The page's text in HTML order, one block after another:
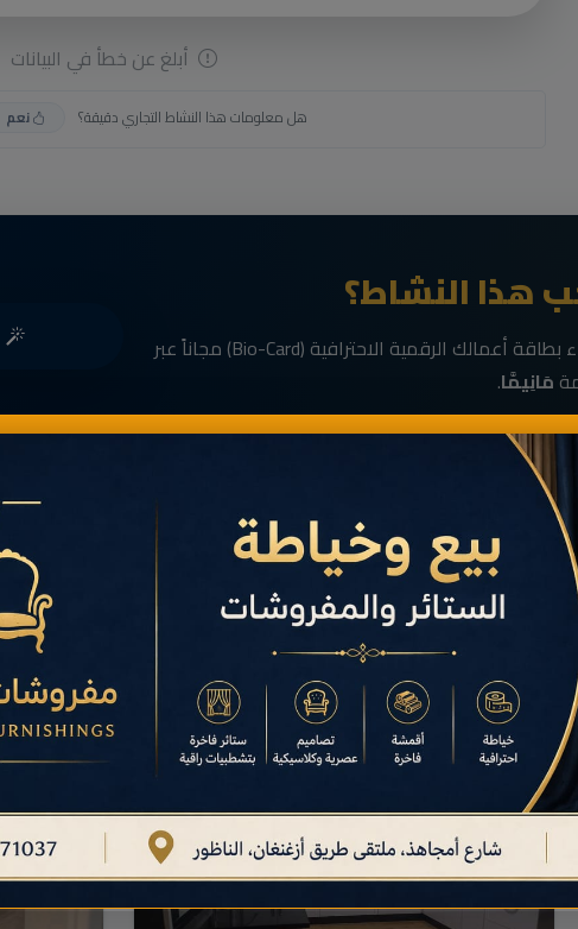
أبلغ عن خطأ في البيانات
هل معلومات هذا النشاط التجاري دقيقة؟ نعم
هذا النشاط؟
انضم الآن إلى رواد الأعمال في الناظور وقم بإنشاء بطاقة أعمالك الرقمية الاحترافية (Bio-Card) مجاناً عبر
مَانِيمَّا.